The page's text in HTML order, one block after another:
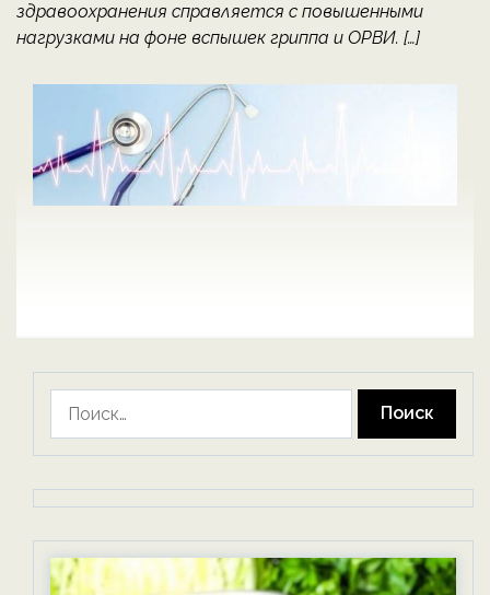
здравоохранения справляется с повышенными
нагрузками на фоне вспышек гриппа и ОРВИ. […]